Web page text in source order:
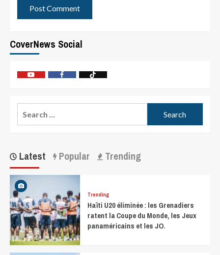
CoverNews Social
Latest Popular Trending
Trending
Haïti U20 éliminée : les Grenadiers
ratent la Coupe du Monde, les Jeux
panaméricains et les JO.